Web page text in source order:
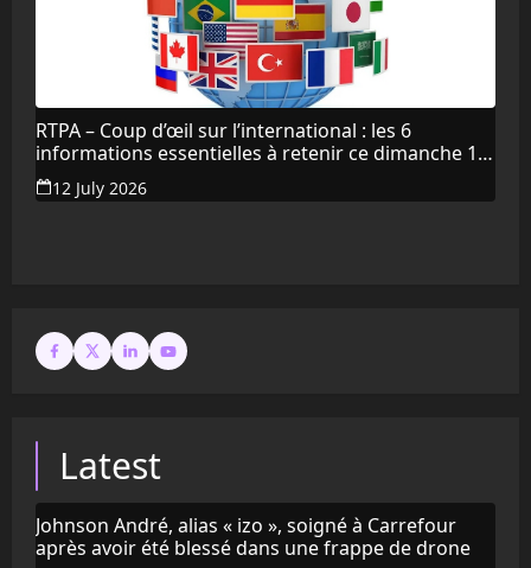
RTPA – Coup d’œil sur l’international : les 6
informations essentielles à retenir ce dimanche 12
juillet 2026
12 July 2026
Latest
Johnson André, alias « izo », soigné à Carrefour
après avoir été blessé dans une frappe de drone